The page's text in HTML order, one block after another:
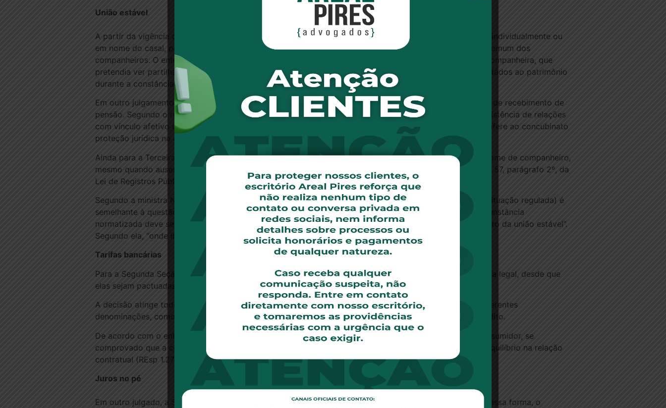
União estável
A partir da vigência da Lei 9.278/96, os bens adquiridos a título oneroso na constância da união estável, individualmente ou
em nome do casal, pertencem a ambos, dispensada a prova de que sua aquisição decorreu do esforço comum dos
companheiros. O entendimento foi firmado pela Terceira Turma do STJ, que não acolheu recurso de ex-companheira, que
pretendia ver partilhados somente os bens adquiridos em nome de ambos e não todos os bens acrescentados ao patrimônio
durante a constância da união.
Em outro julgamento, a Quarta Turma negou à concubina o reconhecimento de união estável, para efeito de recebimento de
pensão. Segundo o relator do caso, ministro Luis Felipe Salomão, é possível, no mundo dos fatos, a coexistência de relações
com vínculo afetivo e duradouro, e até com objetivo de constituir família, mas a legislação ainda não confere ao concubinato
proteção jurídica no âmbito do direito de família.
Ainda para a Terceira Turma, é possível a alteração de registro de nascimento para a inclusão do sobrenome de companheiro,
mesmo quando ausente comprovação de impedimento legal para o casamento, conforme exigia o artigo 57, parágrafo 2º, da
Lei de Registros Públicos (Lei 6.015/73).
Segundo a ministra Nancy Andrighi, relatora, como a adoção do sobrenome do cônjuge no casamento (situação regulada) é
semelhante à questão do sobrenome na união estável (assunto não regulado), “a solução aplicada à circunstância
normatizada deve servir para a fixação da possibilidade de adoção de patronímico de companheiro dentro da união estável”.
Segundo ela, “onde impera a mesma razão deve prevalecer a mesma decisão”.
Tarifas bancárias
Para a Segunda Seção do STJ, a fixação de tarifas administrativas em contrato de financiamento é prática legal, desde que
elas sejam pactuadas em contrato e em consonância com a regulamentação do Banco Central.
A decisão atinge todos os tipos de concessão de crédito bancário ou financeiro e envolve taxas com diferentes
denominações, como taxas para abertura de cadastro (TAC), emissão de carnês (TEC) ou análise de crédito.
De acordo com o entendimento da Segunda Seção, é possível a revisão pelo Judiciário, a pedido do consumidor, se
comprovado que a cobrança é exagerada, em confronto com os parâmetros de mercado, ou causa desequilíbrio na relação
contratual (REsp 1.270.174).
Juros no pé
Em outro julgado, a Segunda Seção definiu que não existe venda a prazo com preço de venda à vista. Dessa forma, o